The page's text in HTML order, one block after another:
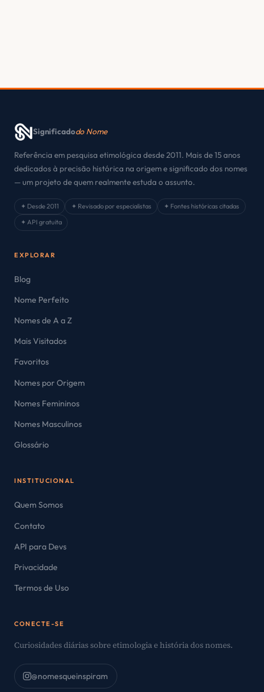
Significadodo Nome
Referência em pesquisa etimológica desde 2011. Mais de 15 anos
dedicados à precisão histórica na origem e significado dos nomes
— um projeto de quem realmente estuda o assunto.
✦ Desde 2011 ✦ Revisado por especialistas
✦ Fontes históricas citadas
✦ API gratuita
EXPLORAR
Blog
Nome Perfeito
Nomes de A a Z
Mais Visitados
Favoritos
Nomes por Origem
Nomes Femininos
Nomes Masculinos
Glossário
INSTITUCIONAL
Quem Somos
Contato
API para Devs
Privacidade
Termos de Uso
CONECTE-SE
Curiosidades diárias sobre etimologia e história dos nomes.
@nomesqueinspiram